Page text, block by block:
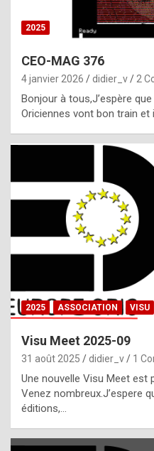
2025
CEO-MAG 376
4 janvier 2026 didier_v 2
Bonjour à tous,J’espère
Oriciennes vont bon train et
2025 ASSOCIATION VISU
Visu Meet 2025-09
31 août 2025 didier_v 1
Une nouvelle Visu Meet est
Venez nombreux.J’espere
éditions,…